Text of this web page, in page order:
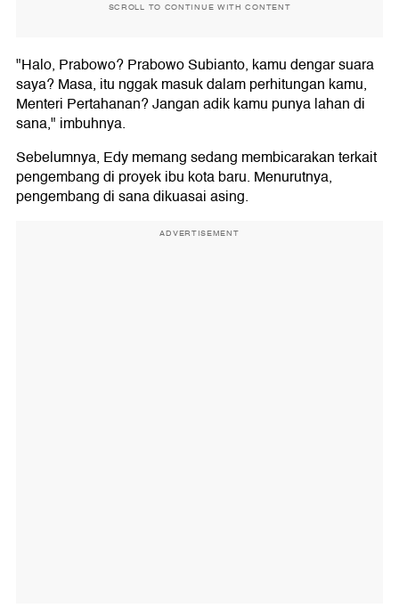
SCROLL TO CONTINUE WITH CONTENT
"Halo, Prabowo? Prabowo Subianto, kamu dengar suara
saya? Masa, itu nggak masuk dalam perhitungan kamu,
Menteri Pertahanan? Jangan adik kamu punya lahan di
sana," imbuhnya.
Sebelumnya, Edy memang sedang membicarakan terkait
pengembang di proyek ibu kota baru. Menurutnya,
pengembang di sana dikuasai asing.
ADVERTISEMENT